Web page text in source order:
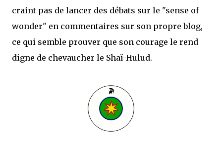
craint pas de lancer des débats sur le "sense of
wonder" en commentaires sur son propre blog,
ce qui semble prouver que son courage le rend
digne de chevaucher le Shaï-Hulud.